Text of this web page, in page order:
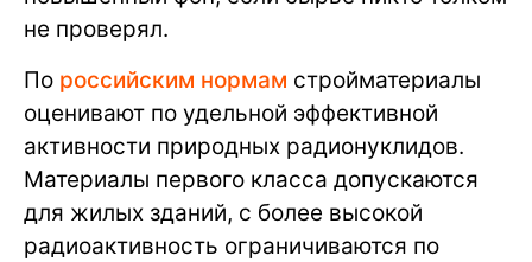
не проверял.
По российским нормам стройматериалы
оценивают по удельной эффективной
активности природных радионуклидов.
Материалы первого класса допускаются
для жилых зданий, с более высокой
радиоактивность ограничиваются по